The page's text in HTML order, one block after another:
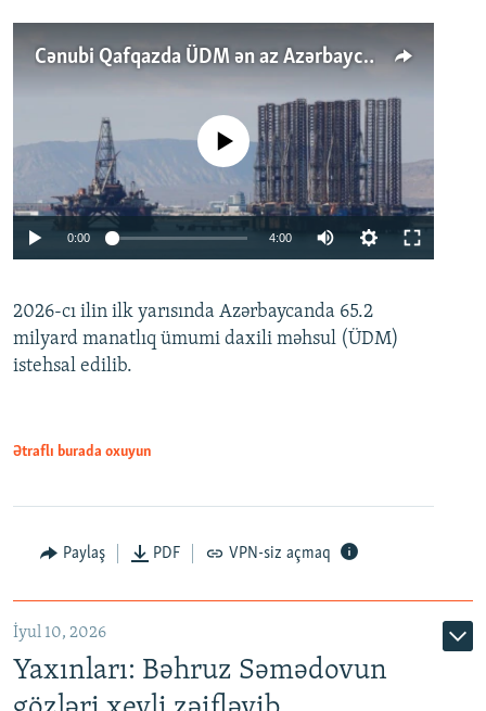
Cənubi Qafqazda ÜDM ən az Azərbaycanda artır: Qonşuları niyə Bakını qabaqlaya bilir?
Auto 240p 360p 480p
No media source currently available
0:00 4:00
360p
480p
2026-cı ilin ilk yarısında Azərbaycanda 65.2
milyard manatlıq ümumi daxili məhsul (ÜDM)
istehsal edilib.
Ətraflı burada oxuyun
Paylaş PDF VPN-siz açmaq
İyul 10, 2026
Yaxınları: Bəhruz Səmədovun